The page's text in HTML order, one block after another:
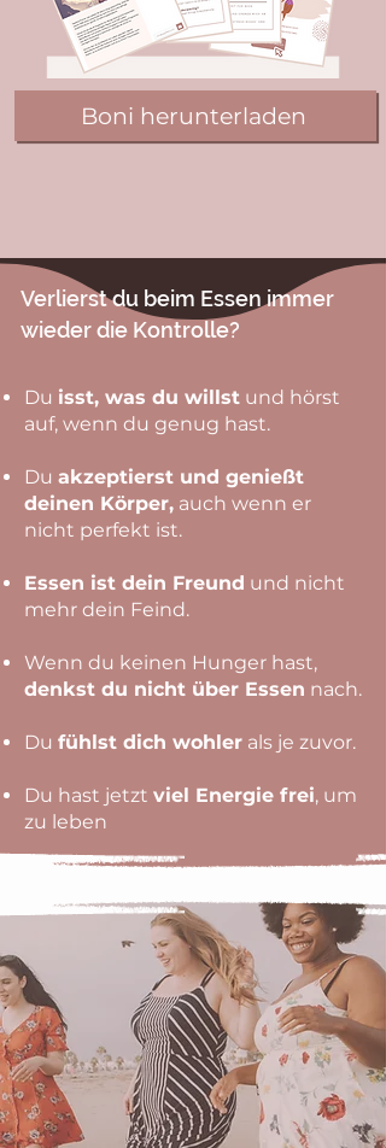
Boni herunterladen
Verlierst du beim Essen immer
wieder die Kontrolle?
Du isst, was du willst und hörst
auf, wenn du genug hast.
Du akzeptierst und genießt
deinen Körper, auch wenn er
nicht perfekt ist.
Essen ist dein Freund und nicht
mehr dein Feind.
Wenn du keinen Hunger hast,
denkst du nicht über Essen nach.
Du fühlst dich wohler als je zuvor.
Du hast jetzt viel Energie frei, um
zu leben